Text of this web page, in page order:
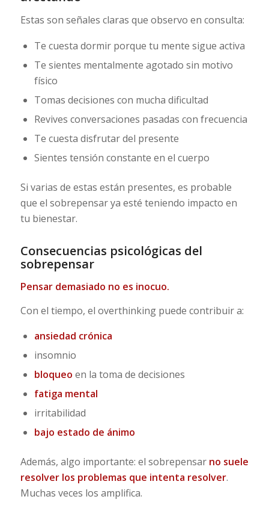
Estas son señales claras que observo en consulta:
Te cuesta dormir porque tu mente sigue activa
Te sientes mentalmente agotado sin motivo
físico
Tomas decisiones con mucha dificultad
Revives conversaciones pasadas con frecuencia
Te cuesta disfrutar del presente
Sientes tensión constante en el cuerpo
Si varias de estas están presentes, es probable
que el sobrepensar ya esté teniendo impacto en
tu bienestar.
Consecuencias psicológicas del
sobrepensar
Pensar demasiado no es inocuo.
Con el tiempo, el overthinking puede contribuir a:
ansiedad crónica
insomnio
bloqueo en la toma de decisiones
fatiga mental
irritabilidad
bajo estado de ánimo
Además, algo importante: el sobrepensar no suele
resolver los problemas que intenta resolver.
Muchas veces los amplifica.